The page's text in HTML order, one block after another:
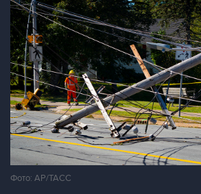
Фото: AP/ТАСС